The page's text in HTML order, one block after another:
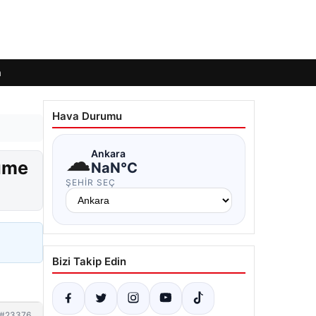
Hava Durumu
☁Ankara
NaN°C
ŞEHIR SEÇ
Bizi Takip Edin